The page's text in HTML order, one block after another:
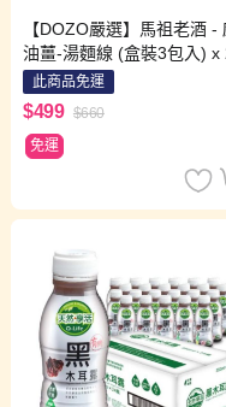
【DOZO嚴選】馬祖老酒 -
油薑-湯麵線 (盒裝3包入) x
/ 組 (共6包入)
此商品免運
$499 $660
免運